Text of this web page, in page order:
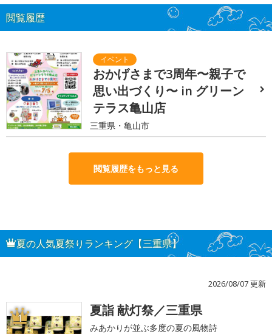
閲覧履歴
おかげさまで3周年〜親子で
思い出づくり〜 in グリーン
テラス亀山店
三重県・亀山市
閲覧履歴をもっと見る
夏の人気夏祭りランキング【三重県】
2026/08/07 更新
1 夏詣 献灯祭／三重県
みあかりが並ぶ多度の夏の風物詩